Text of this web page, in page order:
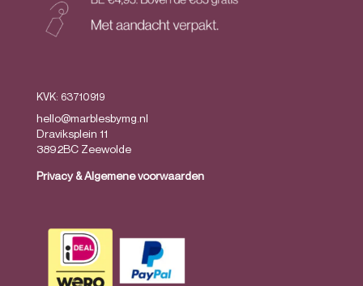
KVK: 63710919
hello@marblesbymg.nl
Draviksplein 11
3892BC Zeewolde
Privacy&Algemene voorwaarden